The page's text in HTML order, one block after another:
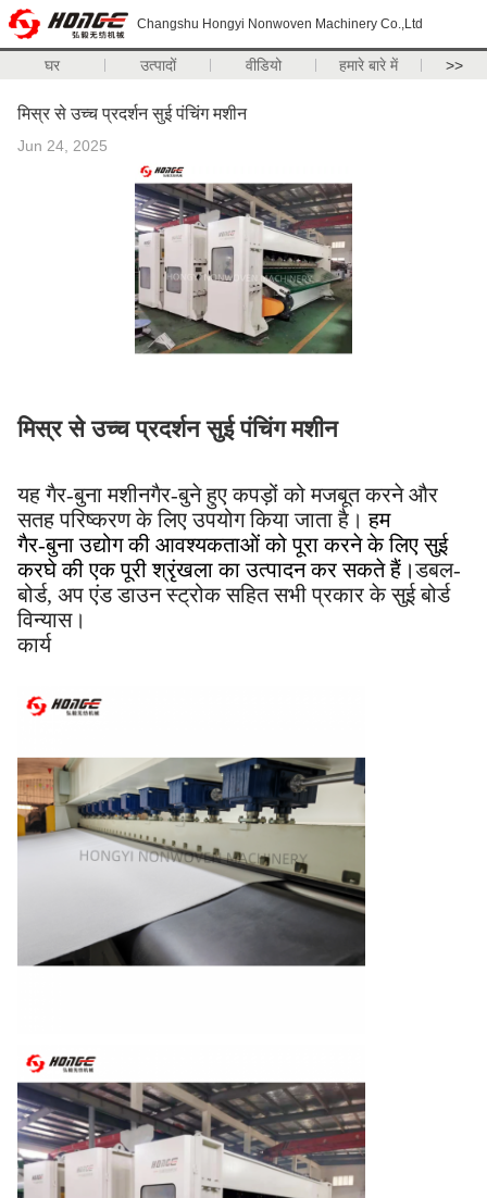
Changshu Hongyi Nonwoven Machinery Co.,Ltd
घर उत्पादों वीडियो हमारे बारे में >>
मिस्र से उच्च प्रदर्शन सुई पंचिंग मशीन
Jun 24, 2025
मिस्र से उच्च प्रदर्शन सुई पंचिंग मशीन
यह गैर-बुना मशीनगैर-बुने हुए कपड़ों को मजबूत करने और
सतह परिष्करण के लिए उपयोग किया जाता है। हम
गैर-बुना उद्योग की आवश्यकताओं को पूरा करने के लिए सुई
करघे की एक पूरी श्रृंखला का उत्पादन कर सकते हैं।डबल-
बोर्ड, अप एंड डाउन स्ट्रोक सहित सभी प्रकार के सुई बोर्ड
विन्यास।
कार्य